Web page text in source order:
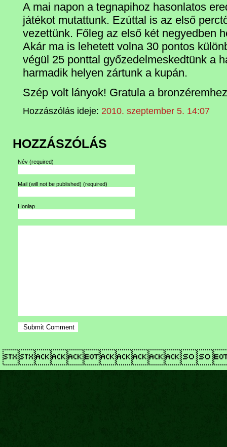
A mai napon a tegnapihoz hasonlatos
játékot mutattunk. Ezúttal is az első
vezettünk. Főleg az első két negyedben
Akár ma is lehetett volna 30 pontos
végül 25 ponttal győzedelmeskedtünk a
harmadik helyen zártunk a kupán.
Szép volt lányok! Gratula a
Hozzászólás ideje: 2010. szeptember 5. 14:07
HOZZÁSZÓLÁS
Név (required)
Mail (will not be published) (required)
Honlap